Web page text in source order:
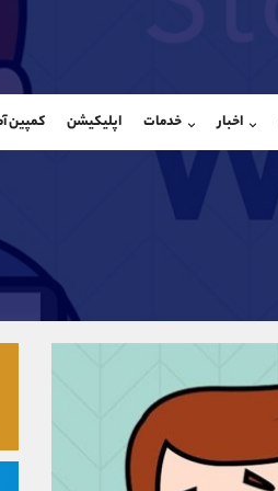
اخبار خدمات اپلیکیشن کمپین
واتساپ
تلگرام
داخلی